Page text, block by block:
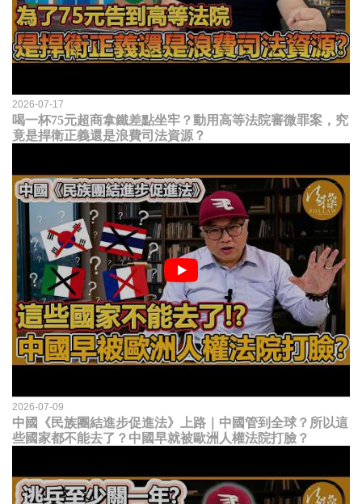
2026-07-17
喝一杯75元超商拿鐵差點坐牢？動用高等法院審微罪案，究
竟是捍衛正義還是浪費司法資源？
2026-07-09
中國《民族團結進步促進法》上路｜中國管到全球？所以這
些國家都不能去了？中國早就被歐洲人權法院打臉？